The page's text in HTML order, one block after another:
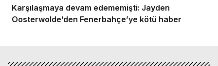
Karşılaşmaya devam edememişti: Jayden
Oosterwolde’den Fenerbahçe’ye kötü haber